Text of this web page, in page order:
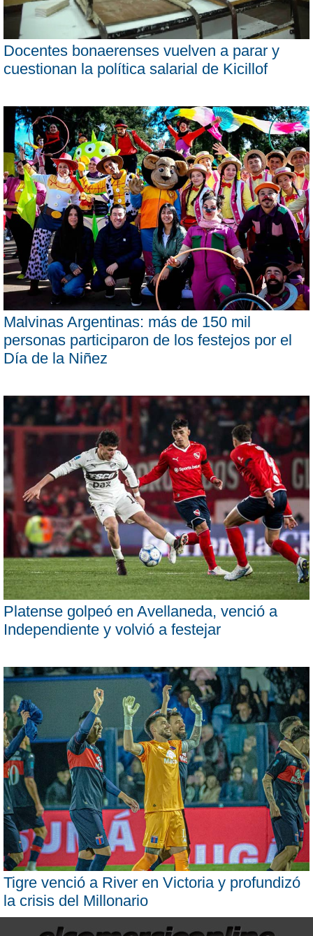
Docentes bonaerenses vuelven a parar y
cuestionan la política salarial de Kicillof
Malvinas Argentinas: más de 150 mil
personas participaron de los festejos por el
Día de la Niñez
Platense golpeó en Avellaneda, venció a
Independiente y volvió a festejar
Tigre venció a River en Victoria y profundizó
la crisis del Millonario